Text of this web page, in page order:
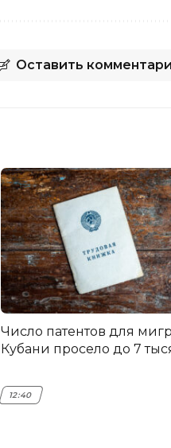
Оставить
Число патентов для
Кубани просело до 7
12:40